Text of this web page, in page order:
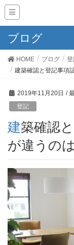
ブログ
HOME ブログ
建築確認と登記事項
2019年11月20日 /
登記
建築確認と登記事項証明書の床面積
が違うの